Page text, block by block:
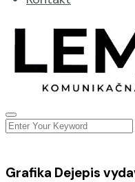
Grafika Dejepis